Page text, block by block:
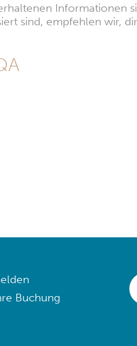
Informationen
sind, empfehlen wir,
Buchung